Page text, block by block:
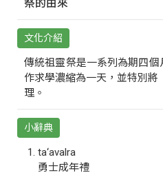
祭的由來
文化介紹
傳統祖靈祭是一系列為期四
作求學濃縮為一天，並特別將
理。
小辭典
ta‘avalra
勇士成年禮